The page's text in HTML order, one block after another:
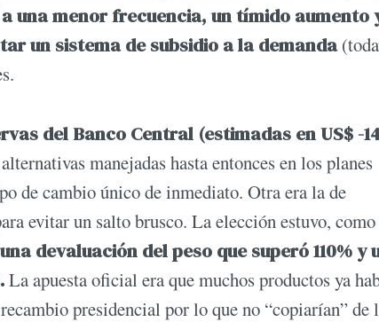
una menor frecuencia, un tímido aumento
un sistema de subsidio a la demanda
del Banco Central (estimadas en US$ -
manejadas hasta entonces en los planes
de cambio único de inmediato. Otra era la de
evitar un salto brusco. La elección estuvo,
una devaluación del peso que superó 110% y
La apuesta oficial era que muchos productos ya
presidencial por lo que no “copiarían” de